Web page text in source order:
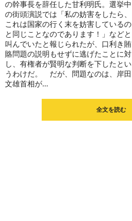
の幹事長を辞任した甘利明氏。選挙中
の街頭演説では「私の妨害をしたら、
これは国家の行く末を妨害しているの
と同じことなのであります！」などと
叫んでいたと報じられたが、口利き賄
賂問題の説明もせずに逃げたことに対
し、有権者が賢明な判断を下したとい
うわけだ。 だが、問題なのは、岸田
文雄首相が...
全文を読む